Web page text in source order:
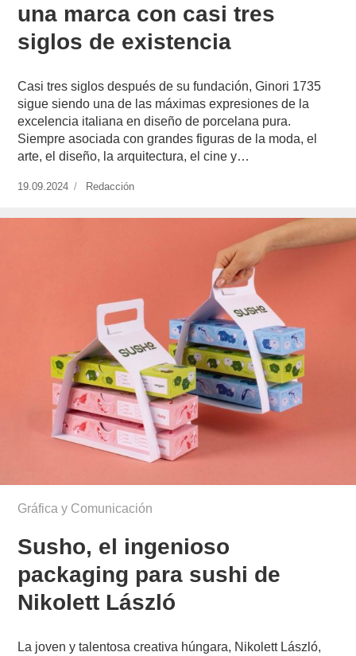
una marca con casi tres
siglos de existencia
Casi tres siglos después de su fundación, Ginori 1735
sigue siendo una de las máximas expresiones de la
excelencia italiana en diseño de porcelana pura.
Siempre asociada con grandes figuras de la moda, el
arte, el diseño, la arquitectura, el cine y…
Publicado
19.09.2024 https://www.experimenta.es/author/redaccion/
Redacción
Gráfica y Comunicación
Susho, el ingenioso
packaging para sushi de
Nikolett László
La joven y talentosa creativa húngara, Nikolett László,